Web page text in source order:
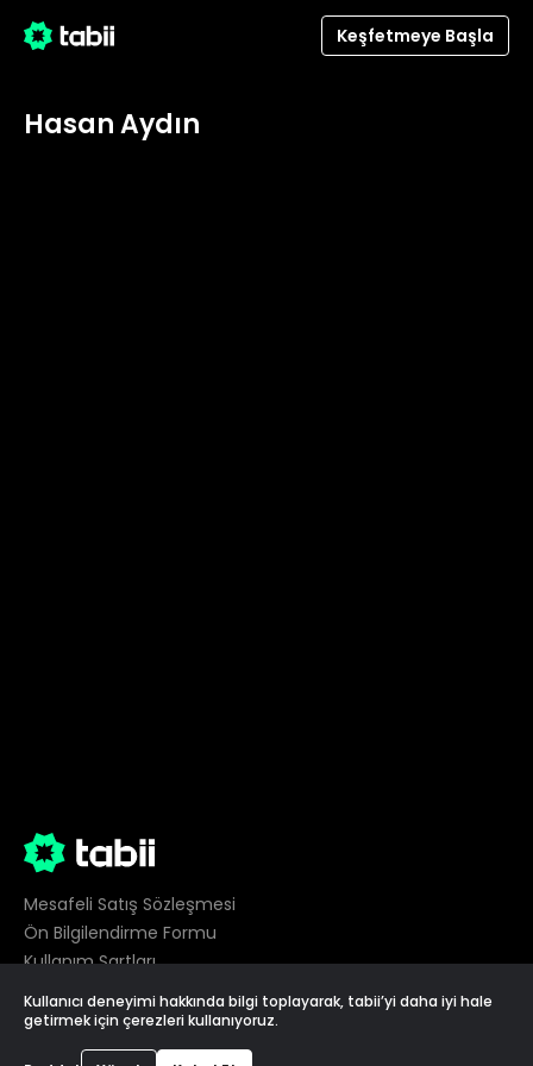
Keşfetmeye Başla
Hasan Aydın
Mesafeli Satış Sözleşmesi
Ön Bilgilendirme Formu
Kullanım Şartları
Gizlilik
Çerez Tercihleri
Kullanıcı deneyimi hakkında bilgi toplayarak, tabii’yi daha iyi hale
getirmek için çerezleri kullanıyoruz.